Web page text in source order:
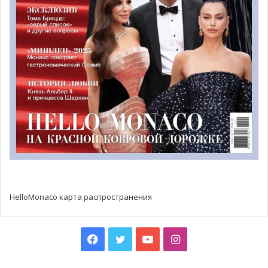
Не секрет, что Мауро Серра любит быстрые
автомобили. Однако его самая большая страсть —
помощь детям. Мы встретились с Мауро, чтобы
HelloMonaco карта распространения
Facebook
TwitterYouTubeInstagram